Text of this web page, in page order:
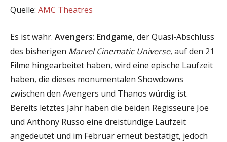
Quelle: AMC Theatres
Es ist wahr. Avengers: Endgame, der Quasi-Abschluss
des bisherigen Marvel Cinematic Universe, auf den 21
Filme hingearbeitet haben, wird eine epische Laufzeit
haben, die dieses monumentalen Showdowns
zwischen den Avengers und Thanos würdig ist.
Bereits letztes Jahr haben die beiden Regisseure Joe
und Anthony Russo eine dreistündige Laufzeit
angedeutet und im Februar erneut bestätigt, jedoch